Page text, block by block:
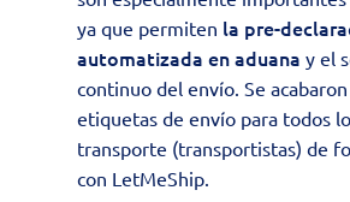
ya que permiten la pre-
automatizada en aduana y el
continuo del envío. Se
etiquetas de envío para todos
transporte (transportistas) de
con LetMeShip.